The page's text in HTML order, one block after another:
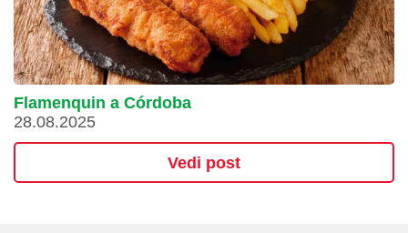
Flamenquin a Córdoba
28.08.2025
Vedi post